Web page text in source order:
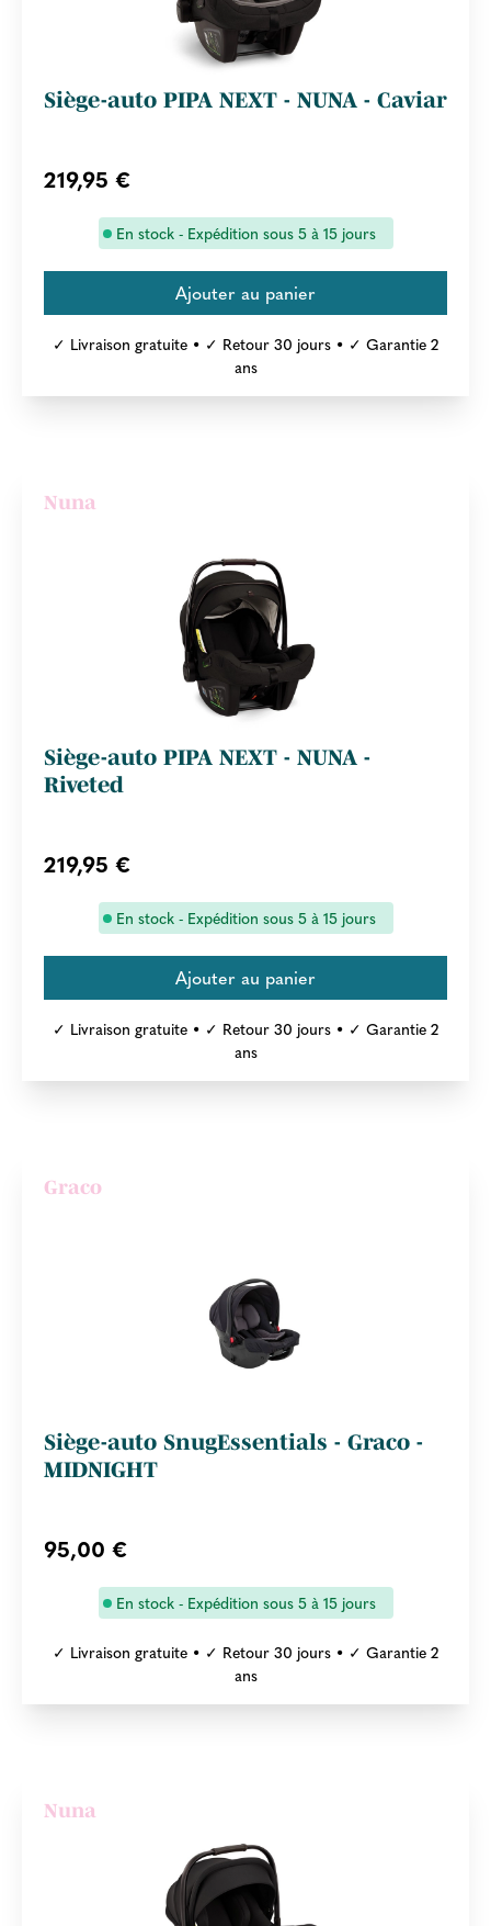
Siège-auto PIPA NEXT - NUNA - Caviar
219,95 €
En stock - Expédition sous 5 à 15 jours
✓ Livraison gratuite • ✓ Retour 30 jours • ✓ Garantie 2
ans
Nuna
Siège-auto PIPA NEXT - NUNA -
Riveted
219,95 €
En stock - Expédition sous 5 à 15 jours
✓ Livraison gratuite • ✓ Retour 30 jours • ✓ Garantie 2
ans
Graco
Siège-auto SnugEssentials - Graco -
MIDNIGHT
95,00 €
En stock - Expédition sous 5 à 15 jours
✓ Livraison gratuite • ✓ Retour 30 jours • ✓ Garantie 2
ans
Nuna